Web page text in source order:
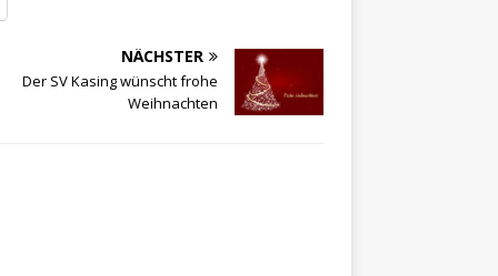
NÄCHSTER
Der SV Kasing wünscht frohe
Weihnachten